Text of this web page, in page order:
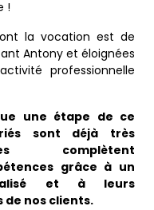
!
la vocation est de
Antony et éloignées
professionnelle
une étape de ce
sont déjà très
complètent
grâce à un
et à leurs
de nos clients.